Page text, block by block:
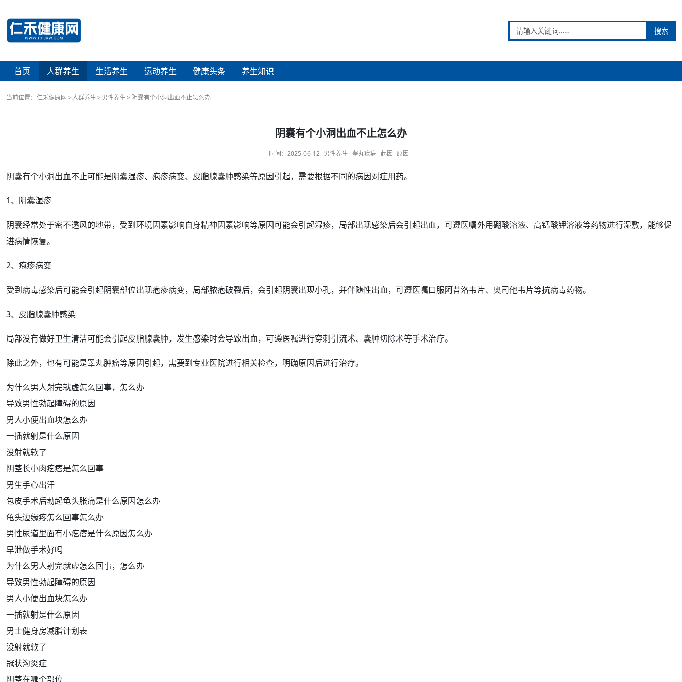
搜索
首页 人群养生 生活养生 运动养生 健康头条 养生知识
当前位置： 仁禾健康网 人群养生 男性养生 阴囊有个小洞出血不止怎么办
阴囊有个小洞出血不止怎么办
时间： 2025-06-12 男性养生 睾丸疾病 起因 原因
阴囊有个小洞出血不止可能是阴囊湿疹、 疱疹病变、皮脂腺囊肿感染等原因引起，需要根据不同的病因对症用药。
1、阴囊湿疹
阴囊经常处于密不透风的地带，受到环境因素影响自身精神因素影响等原因可能会引起湿疹，局部出现感染后会引起出血，可遵医嘱外用硼酸溶液、 高锰酸钾溶液等药物进行湿敷，能够促
进病情恢复。
2、疱疹病变
受到病毒感染后可能会引起阴囊部位出现疱疹病变，局部脓疱破裂后，会引起阴囊出现小孔，并伴随性出血，可遵医嘱口服阿昔洛韦片、奥司他韦片等抗病毒药物。
3、皮脂腺囊肿感染
局部没有做好卫生清洁可能会引起皮脂腺囊肿，发生感染时会导致出血，可遵医嘱进行穿刺引流术、囊肿切除术等手术治疗。
除此之外，也有可能是睾丸肿瘤等原因引起，需要到专业医院进行相关检查，明确原因后进行治疗。
为什么男人射完就虚怎么回事，怎么办
导致男性勃起障碍的原因
男人小便出血块怎么办
一插就射是什么原因
没射就软了
阴茎长小肉疙瘩是怎么回事
男生手心出汗
包皮手术后勃起龟头胀痛是什么原因怎么办
龟头边缘疼怎么回事怎么办
男性尿道里面有小疙瘩是什么原因怎么办
早泄做手术好吗
为什么男人射完就虚怎么回事，怎么办
导致男性勃起障碍的原因
男人小便出血块怎么办
一插就射是什么原因
男士健身房减脂计划表
没射就软了
冠状沟炎症
阴茎在哪个部位